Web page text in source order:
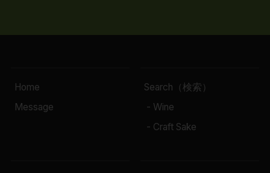
Home
Message
Search（検索）
- Wine
- Craft Sake